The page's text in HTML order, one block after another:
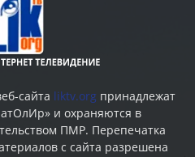
сайта liktv.org принадлежат
и охраняются в
ПМР. Перепечатка
c сайта разрешена